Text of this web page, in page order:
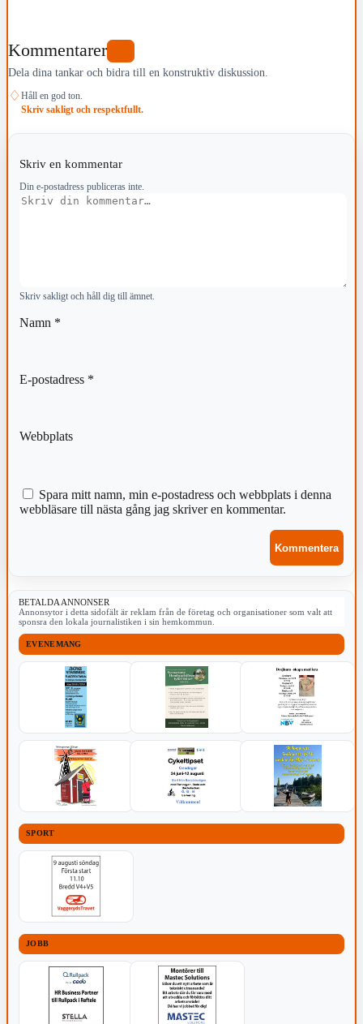
Kommentarer
Dela dina tankar och bidra till en konstruktiv diskussion.
♢ Håll en god ton.
Skriv sakligt och respektfullt.
Skriv en kommentar
Din e-postadress publiceras inte.
Kommentar
Skriv sakligt och håll dig till ämnet.
Namn *
E-postadress *
Webbplats
Spara mitt namn, min e-postadress och webbplats i denna
webbläsare till nästa gång jag skriver en kommentar.
BETALDA ANNONSER
Annonsytor i detta sidofält är reklam från de företag och organisationer som valt att
sponsra den lokala journalistiken i sin hemkommun.
EVENEMANG
SPORT
JOBB